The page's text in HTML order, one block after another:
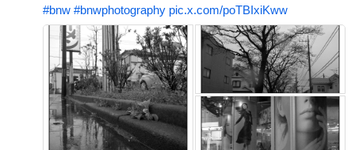
#bnw #bnwphotography pic.x.com/poTBIxiKww